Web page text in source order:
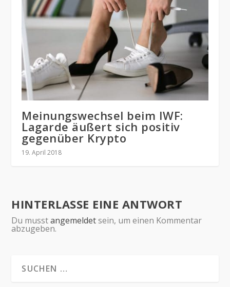
Meinungswechsel beim IWF:
Lagarde äußert sich positiv
gegenüber Krypto
19. April 2018
HINTERLASSE EINE ANTWORT
Du musstangemeldetsein, um einen Kommentar
abzugeben.